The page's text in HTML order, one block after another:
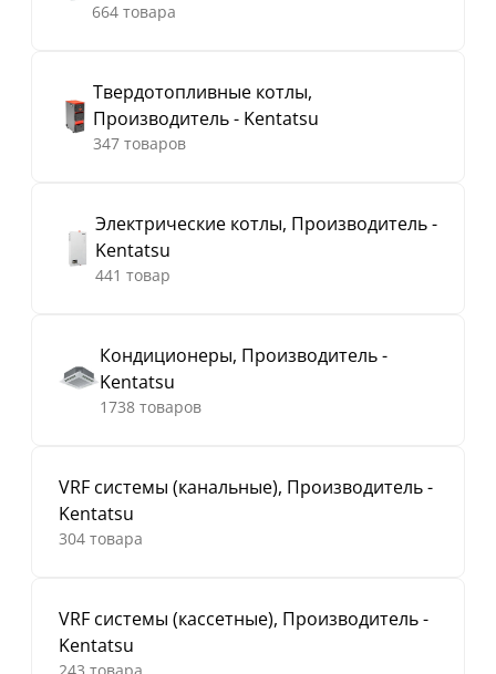
664 товара
Твердотопливные котлы,
Производитель - Kentatsu
347 товаров
Электрические котлы, Производитель -
Kentatsu
441 товар
Кондиционеры, Производитель -
Kentatsu
1738 товаров
VRF системы (канальные), Производитель -
Kentatsu
304 товара
VRF системы (кассетные), Производитель -
Kentatsu